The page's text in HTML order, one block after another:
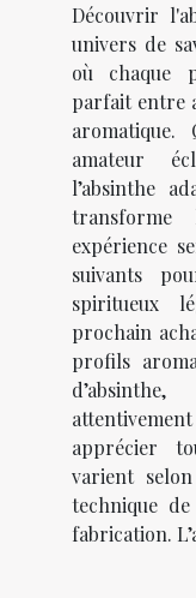
Découvrir
univers de
où chaque
parfait entre
aromatique.
amateur
l’absinthe
transforme
expérience
suivants
spiritueux
prochain
profils
apprécier
varient
technique
fabrication.